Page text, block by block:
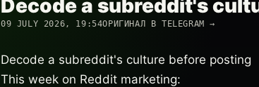
Decode a subreddit's
09 JULY 2026, 19:54ОРИГИНАЛ В TELEGRAM →
Decode a subreddit's culture before posting
This week on Reddit marketing: